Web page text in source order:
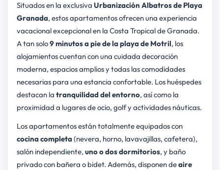
Situados en la exclusiva Urbanización Albatros de Playa
Granada, estos apartamentos ofrecen una experiencia
vacacional excepcional en la Costa Tropical de Granada.
A tan solo9 minutos a pie de la playa de Motril, los
alojamientos cuentan con una cuidada decoración
moderna, espacios amplios y todas las comodidades
necesarias para una estancia confortable. Los huéspedes
destacan la tranquilidad del entorno, así como la
proximidad a lugares de ocio, golf y actividades náuticas.
Los apartamentos están totalmente equipados con
cocina completa(nevera, horno, lavavajillas, cafetera),
salón independiente, uno o dos dormitorios, y baño
privado con bañera o bidet. Además, disponen deaire